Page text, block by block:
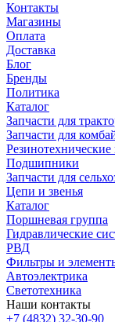
Контакты
Магазины
Оплата
Доставка
Блог
Бренды
Политика
Каталог
Запчасти для
Запчасти для
Резинотехнические
Подшипники
Запчасти для
Цепи и звенья
Каталог
Поршневая группа
Гидравлические
РВД
Фильтры и
Автоэлектрика
Светотехника
Наши контакты
+7 (4832) 32-30-90